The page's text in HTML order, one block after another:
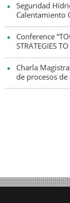
Seguridad
Calentamiento
Conference
STRATEGIES
Charla
de procesos